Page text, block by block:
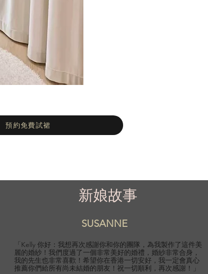
預約免費試裙
新娘故事
SUSANNE
「Kelly 你好：我想再次感謝你和你的團隊，為我製作了這件美
麗的婚紗！我們度過了一個非常美好的婚禮，婚紗非常合身，
我的先生也非常喜歡！希望你在香港一切安好，我一定會真心
推薦你們給所有尚未結婚的朋友！祝一切順利，再次感謝！」